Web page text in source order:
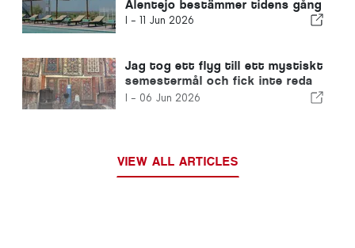
Alentejo bestämmer tidens gång
I - 11 Jun 2026
Jag tog ett flyg till ett mystiskt
semestermål och fick inte reda
på det förrän vid landningen
I - 06 Jun 2026
VIEW ALL ARTICLES